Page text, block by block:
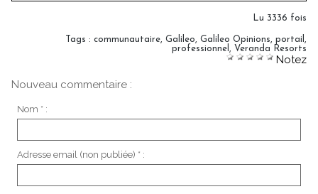
Lu 3336 fois
Tags : communautaire, Galileo, Galileo Opinions, portail ,
professionnel , Veranda Resorts
Notez
Nouveau commentaire :
Nom * :
Adresse email (non publiée) * :